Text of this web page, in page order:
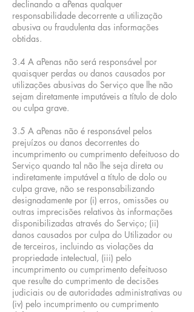
declinando a aPenas qualquer
responsabilidade decorrente a utilização
abusiva ou fraudulenta das informações
obtidas.
3.4 A aPenas não será responsável por
quaisquer perdas ou danos causados por
utilizações abusivas do Serviço que lhe não
sejam diretamente imputáveis a título de dolo
ou culpa grave.
3.5 A aPenas não é responsável pelos
prejuízos ou danos decorrentes do
incumprimento ou cumprimento defeituoso do
Serviço quando tal não lhe seja direta ou
indiretamente imputável a título de dolo ou
culpa grave, não se responsabilizando
designadamente por (i) erros, omissões ou
outras imprecisões relativos às informações
disponibilizadas através do Serviço; (ii)
danos causados por culpa do Utilizador ou
de terceiros, incluindo as violações da
propriedade intelectual, (iii) pelo
incumprimento ou cumprimento defeituoso
que resulte do cumprimento de decisões
judiciais ou de autoridades administrativas ou
(iv) pelo incumprimento ou cumprimento